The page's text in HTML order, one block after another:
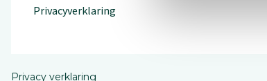
Privacyverklaring
Privacy verklaring